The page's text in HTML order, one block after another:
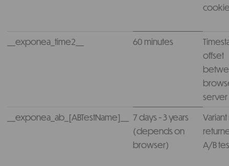
__exponea_time2__ 60 minutes
offset
__exponea_ab_[ABTestName]__
7 days - 3 years
(depends on
browser)
A/B